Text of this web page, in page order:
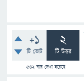
+1
টি ভোট
2
টি উত্তর
542বার দেখা হয়েছে